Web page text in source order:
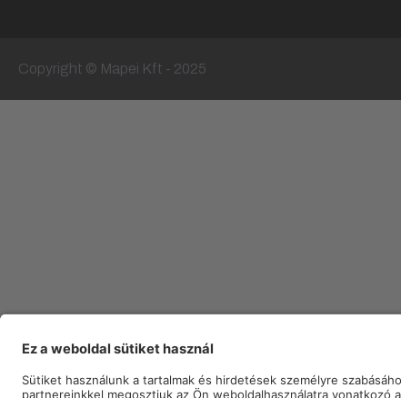
Copyright © Mapei Kft - 2025